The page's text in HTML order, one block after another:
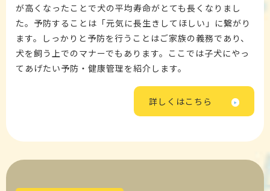
が高くなったことで犬の平均寿命がとても長くなりまし
た。予防することは「元気に長生きしてほしい」に繋がり
ます。しっかりと予防を行うことはご家族の義務であり、
犬を飼う上でのマナーでもあります。ここでは子犬にやっ
てあげたい予防・健康管理を紹介します。
詳しくはこちら